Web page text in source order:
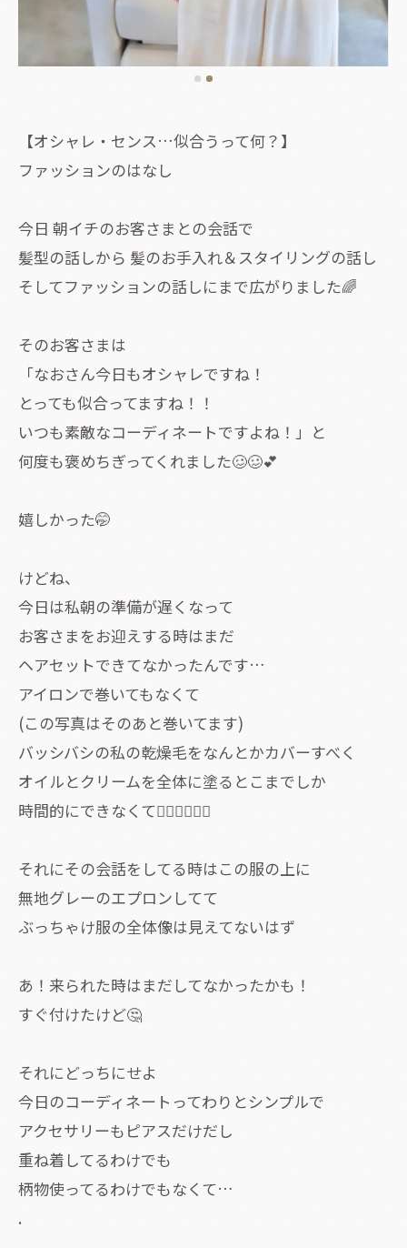
【オシャレ・センス…似合うって何？】
ファッションのはなし
今日 朝イチのお客さまとの会話で
髪型の話しから 髪のお手入れ＆スタイリングの話し
そしてファッションの話しにまで広がりました🌈
そのお客さまは
「なおさん今日もオシャレですね！
とっても似合ってますね！！
いつも素敵なコーディネートですよね！」と
何度も褒めちぎってくれました🥴🥴💕
嬉しかった🤭
けどね、
今日は私朝の準備が遅くなって
お客さまをお迎えする時はまだ
ヘアセットできてなかったんです…
アイロンで巻いてもなくて
(この写真はそのあと巻いてます)
バッシバシの私の乾燥毛をなんとかカバーすべく
オイルとクリームを全体に塗るとこまでしか
時間的にできなくて🙇‍♀️🙇‍♀️🙇‍♀️
それにその会話をしてる時はこの服の上に
無地グレーのエプロンしてて
ぶっちゃけ服の全体像は見えてないはず
あ！来られた時はまだしてなかったかも！
すぐ付けたけど🤔
それにどっちにせよ
今日のコーディネートってわりとシンプルで
アクセサリーもピアスだけだし
重ね着してるわけでも
柄物使ってるわけでもなくて…
.